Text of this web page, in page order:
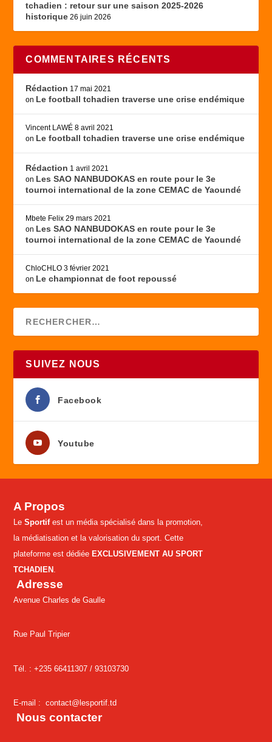
tchadien : retour sur une saison 2025-2026
historique 26 juin 2026
COMMENTAIRES RÉCENTS
Rédaction 17 mai 2021
on Le football tchadien traverse une crise endémique
Vincent LAWÉ 8 avril 2021
on Le football tchadien traverse une crise endémique
Rédaction 1 avril 2021
on Les SAO NANBUDOKAS en route pour le 3e
tournoi international de la zone CEMAC de Yaoundé
Mbete Felix 29 mars 2021
on Les SAO NANBUDOKAS en route pour le 3e
tournoi international de la zone CEMAC de Yaoundé
ChloCHLO 3 février 2021
on Le championnat de foot repoussé
SUIVEZ NOUS
Facebook
Youtube
A Propos
LeSportifest un média spécialisé dans la promotion,
la médiatisation et la valorisation du sport. Cette
plateforme est dédiée EXCLUSIVEMENT AU SPORT
TCHADIEN
Adresse
Avenue Charles de Gaulle
Rue Paul Tripier
Tél. : +235 66411307 /93103730
E-mail :contact@lesportif.td
Nous contacter